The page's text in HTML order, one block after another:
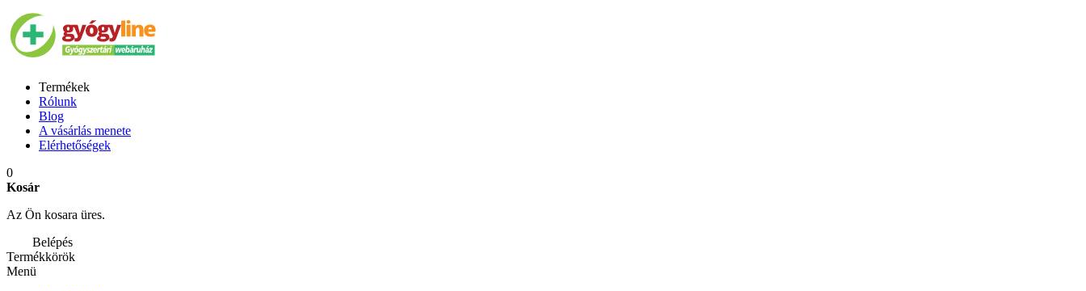
Termékek
Rólunk
Blog
A vásárlás menete
Elérhetőségek
0
Kosár
Az Ön kosara üres.
Belépés
Termékkörök
Menü